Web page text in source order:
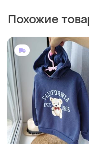
Похожие